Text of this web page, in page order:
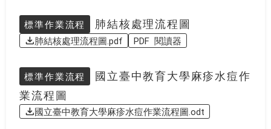
標準作業流程 肺結核處理流程圖
肺結核處理流程圖.pdf PDF 閱讀器
標準作業流程
國立臺中教育大學麻疹水痘作
業流程圖
國立臺中教育大學麻疹水痘作業流程圖.odt